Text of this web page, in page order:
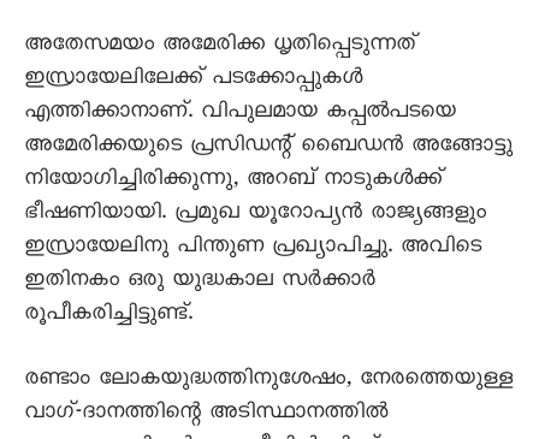
അതേസമയം അമേരിക്ക ധൃതിപ്പെടുന്നത്
ഇസ്രായേലിലേക്ക് പടക്കോപ്പുകൾ
എത്തിക്കാനാണ്. വിപുലമായ കപ്പൽപടയെ
അമേരിക്കയുടെ പ്രസിഡന്റ് ബെെഡൻ അങ്ങോട്ടു
നിയോഗിച്ചിരിക്കുന്നു, അറബ് നാടുകൾക്ക്
ഭീഷണിയായി. പ്രമുഖ യൂറോപ്യൻ രാജ്യങ്ങളും
ഇസ്രായേലിനു പിന്തുണ പ്രഖ്യാപിച്ചു. അവിടെ
ഇതിനകം ഒരു യുദ്ധകാല സർക്കാർ
രൂപീകരിച്ചിട്ടുണ്ട്.
രണ്ടാം ലോകയുദ്ധത്തിനുശേഷം, നേരത്തെയുള്ള
വാഗ്-ദാനത്തിന്റെ അടിസ്ഥാനത്തിൽ